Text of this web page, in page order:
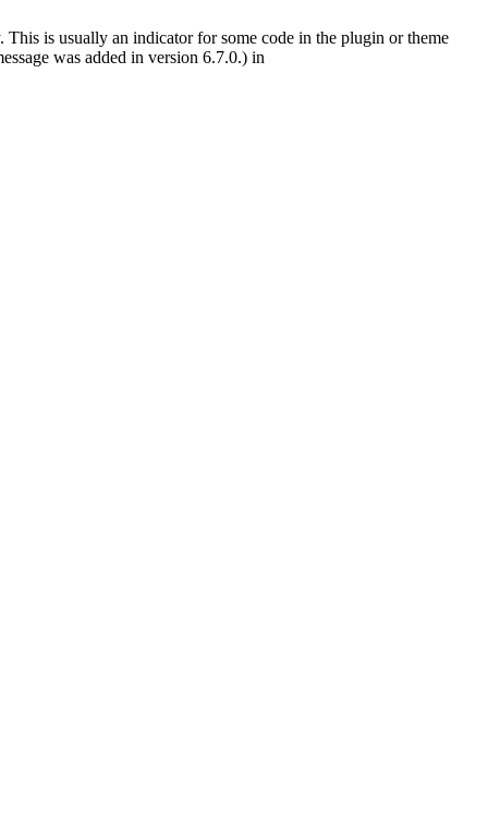
is usually an indicator for some code in the plugin or theme
was added in version 6.7.0.) in